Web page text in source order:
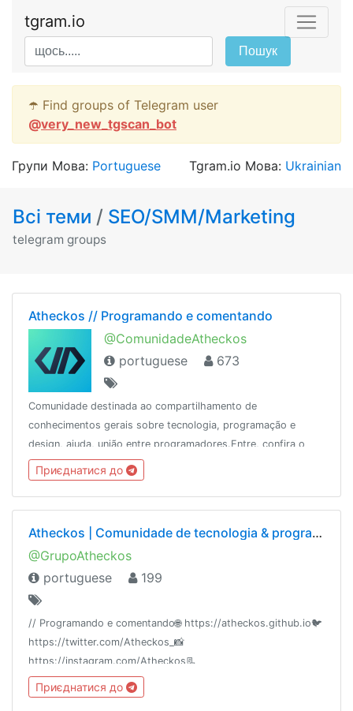
tgram.io
Пошук
☂️ Find groups of Telegram user
@very_new_tgscan_bot
Групи Мова: Portuguese Tgram.io Мова: Ukrainian
Всі теми / SEO/SMM/Marketing
telegram groups
Atheckos // Programando e comentando
@ComunidadeAtheckos
portuguese
673
Comunidade destinada ao compartilhamento de
conhecimentos gerais sobre tecnologia, programação e
design, ajuda, união entre programadores.Entre, confira o
atheckos e compartilhe seus conhecimentos// 08/2018🤝
Parceria@TIDadepressaoOficial
Приєднатися до
Atheckos | Comunidade de tecnologia & programação
@GrupoAtheckos
portuguese
199
// Programando e comentando🌐 https://atheckos.github.io🐦
https://twitter.com/Atheckos_📸
https://instagram.com/Atheckos📃
https://medium.com/atheckosblog🎮
https://discord.gg/qKqQskZ📦 https://gitlab.com/Atheckos
Приєднатися до